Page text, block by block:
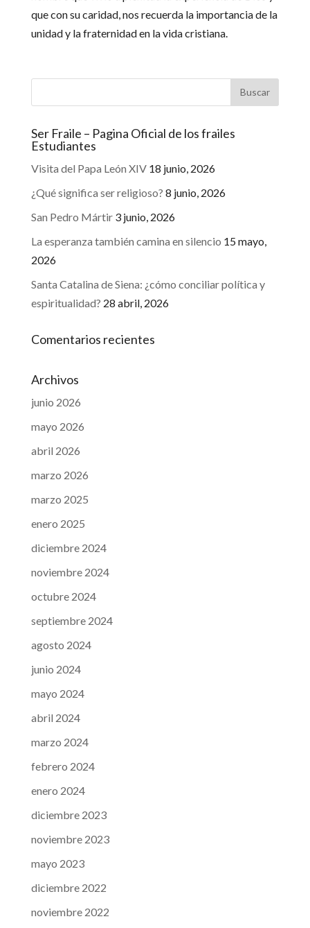
que con su caridad, nos recuerda la importancia de la
unidad y la fraternidad en la vida cristiana.
Ser Fraile – Pagina Oficial de los frailes
Estudiantes
Visita del Papa León XIV 18 junio, 2026
¿Qué significa ser religioso? 8 junio, 2026
San Pedro Mártir 3 junio, 2026
La esperanza también camina en silencio 15 mayo,
2026
Santa Catalina de Siena: ¿cómo conciliar política y
espiritualidad? 28 abril, 2026
Comentarios recientes
Archivos
junio 2026
mayo 2026
abril 2026
marzo 2026
marzo 2025
enero 2025
diciembre 2024
noviembre 2024
octubre 2024
septiembre 2024
agosto 2024
junio 2024
mayo 2024
abril 2024
marzo 2024
febrero 2024
enero 2024
diciembre 2023
noviembre 2023
mayo 2023
diciembre 2022
noviembre 2022